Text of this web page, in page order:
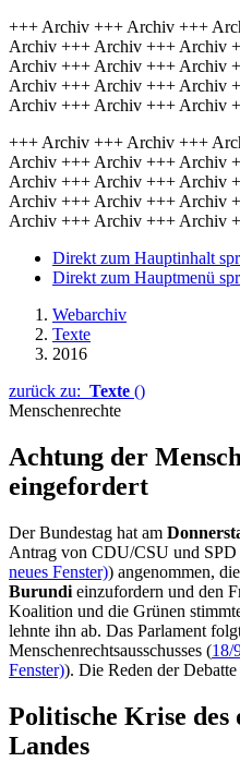
+++ Archiv +++ Archiv +++
Archiv +++ Archiv +++ Archiv
Archiv +++ Archiv +++ Archiv
Archiv +++ Archiv +++ Archiv
Archiv +++ Archiv +++ Archiv
+++ Archiv +++ Archiv +++
Archiv +++ Archiv +++ Archiv
Archiv +++ Archiv +++ Archiv
Archiv +++ Archiv +++ Archiv
Archiv +++ Archiv +++ Archiv
Direkt zum Hauptinhalt
Direkt zum Hauptmenü
Webarchiv
Texte
2016
zurück zu: Texte ()
Menschenrechte
Achtung der
eingefordert
Der Bundestag hat am
Antrag von CDU/CSU und SPD
neues Fenster)) angenommen,
Burundi einzufordern und den
Koalition und die Grünen
lehnte ihn ab. Das Parlament
Menschenrechtsausschusses (18/
Fenster)). Die Reden der
Politische Krise des
Landes